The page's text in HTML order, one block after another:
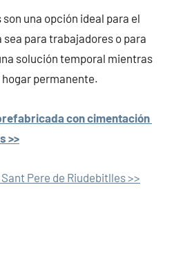
una opción ideal para el
para trabajadores o para
solución temporal mientras
permanente.
con cimentación
>>
Pere de Riudebitlles >>